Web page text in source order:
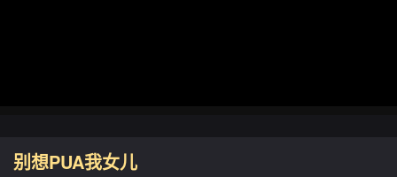
别想PUA我女儿